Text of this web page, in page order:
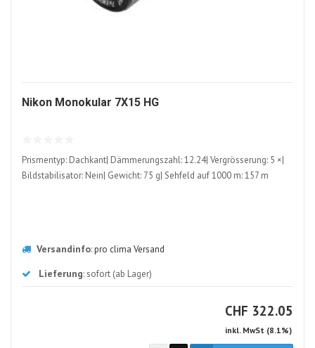
Nikon Monokular 7X15 HG1362148-
Prismentyp: Dachkant| Dämmerungszahl: 12.24| Vergrösserung: 5 ×|
Bildstabilisator: Nein| Gewicht: 75 g| Sehfeld auf 1000 m: 157 m
Versandinfo:pro clima Versand
Lieferung: sofort (ab Lager)
CHF CHF
322.05
inkl. MwSt (8.1%)